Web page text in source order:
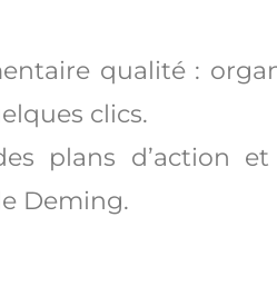
qualité :
clics.
plans d’action
Deming.